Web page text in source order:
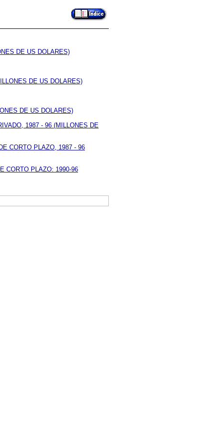
DE US DOLARES)
DE US DOLARES)
DE US DOLARES)
1987 - 96 (MILLONES DE
CORTO PLAZO, 1987 - 96
CORTO PLAZO: 1990-96